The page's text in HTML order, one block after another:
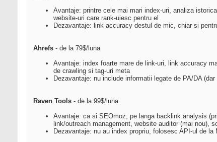
Avantaje: printre cele mai mari index-uri, analiza
website-uri care rank-uiesc pentru el
Dezavantaje: link accuracy destul de mic, chiar si
Ahrefs - de la 79$/luna
Avantaje: index foarte mare de link-uri, link accuracy
de crawling si tag-uri meta
Dezavantaje: nu include informatii legate de PA/DA
Raven Tools - de la 99$/luna
Avantaje: ca si SEOmoz, pe langa backlink analysis
link/outreach management, website auditor (mai nou),
Dezavantaje: nu au index propriu, folosesc API-ul de